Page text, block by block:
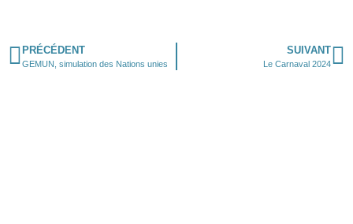
PRÉCÉDENT
GEMUN, simulation des Nations unies
SUIVANT
Le Carnaval 2024